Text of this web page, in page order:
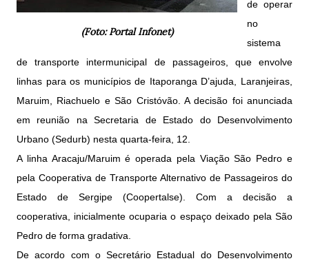
(Foto: Portal Infonet)
de operar
no
sistema
de transporte intermunicipal de passageiros, que envolve
linhas para os municípios de Itaporanga D’ajuda, Laranjeiras,
Maruim, Riachuelo e São Cristóvão. A decisão foi anunciada
em reunião na Secretaria de Estado do Desenvolvimento
Urbano (Sedurb) nesta quarta-feira, 12.
A linha Aracaju/Maruim é operada pela Viação São Pedro e
pela Cooperativa de Transporte Alternativo de Passageiros do
Estado de Sergipe (Coopertalse). Com a decisão a
cooperativa, inicialmente ocuparia o espaço deixado pela São
Pedro de forma gradativa.
De acordo com o Secretário Estadual do Desenvolvimento